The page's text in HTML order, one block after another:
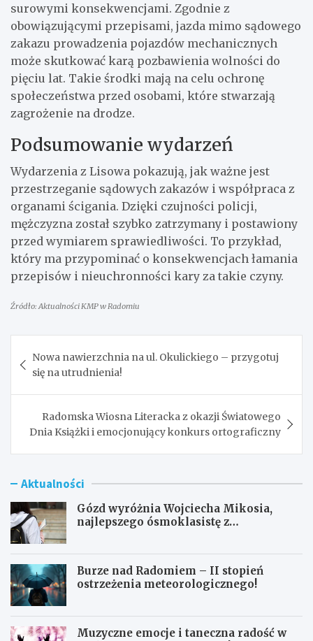
surowymi konsekwencjami. Zgodnie z
obowiązującymi przepisami, jazda mimo sądowego
zakazu prowadzenia pojazdów mechanicznych
może skutkować karą pozbawienia wolności do
pięciu lat. Takie środki mają na celu ochronę
społeczeństwa przed osobami, które stwarzają
zagrożenie na drodze.
Podsumowanie wydarzeń
Wydarzenia z Lisowa pokazują, jak ważne jest
przestrzeganie sądowych zakazów i współpraca z
organami ścigania. Dzięki czujności policji,
mężczyzna został szybko zatrzymany i postawiony
przed wymiarem sprawiedliwości. To przykład,
który ma przypominać o konsekwencjach łamania
przepisów i nieuchronności kary za takie czyny.
Źródło: Aktualności KMP w Radomiu
wpisu
Nowa nawierzchnia na ul. Okulickiego – przygotuj
się na utrudnienia!
Radomska Wiosna Literacka z okazji Światowego
Dnia Książki i emocjonujący konkurs ortograficzny
Aktualności
Gózd wyróżnia Wojciecha Mikosia,
najlepszego ósmoklasistę z
Burze nad Radomiem – II stopień
ostrzeżenia meteorologicznego!
Muzyczne emocje i taneczna radość w